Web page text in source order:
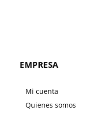
EMPRESA
Mi cuenta
Quienes somos